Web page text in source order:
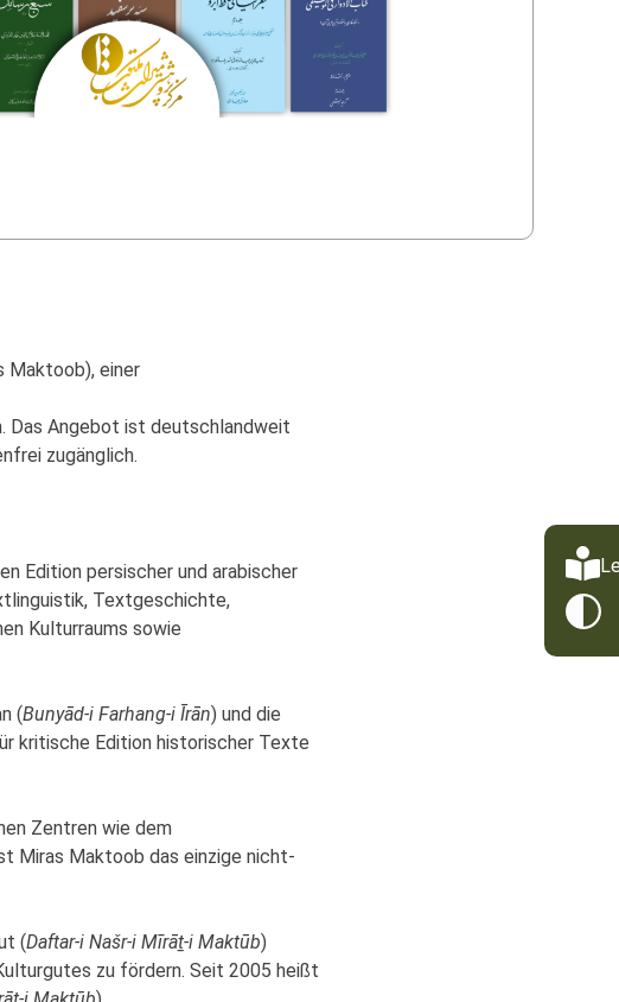
Maktoob), einer
Das Angebot ist deutschlandweit
zugänglich.
Edition persischer und arabischer
Textgeschichte,
Kulturraums sowie
(Bunyād-i Farhang-i Īrān) und die
kritische Edition historischer Texte
Zentren wie dem
Miras Maktoob das einzige nicht-
(Daftar-i Našr-i Mīrāṯ-i Maktūb)
zu fördern. Seit 2005 heißt